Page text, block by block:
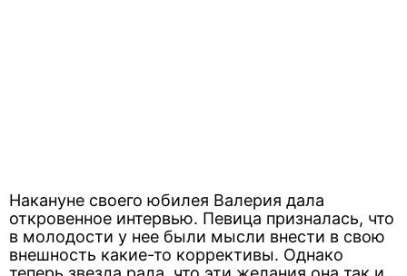
Накануне своего юбилея Валерия дала
откровенное интервью. Певица призналась, что
в молодости у нее были мысли внести в свою
внешность какие-то коррективы. Однако